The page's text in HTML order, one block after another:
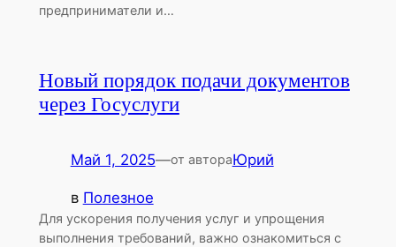
предприниматели и…
Новый порядок подачи документов
через Госуслуги
Май 1, 2025—от автораЮрий
в Полезное
Для ускорения получения услуг и упрощения
выполнения требований, важно ознакомиться с